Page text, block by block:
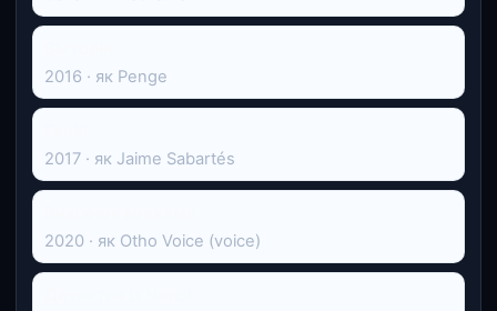
2016 · як Penge
2017 · як Jaime Sabartés
2020 · як Otho Voice (voice)